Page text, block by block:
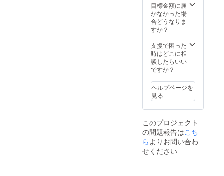
目標金額に届
かなかった場
合どうなりま
すか？
支援で困った
時はどこに相
談したらいい
ですか？
ヘルプページを
見る
このプロジェクト
の問題報告はこち
らよりお問い合わ
せください